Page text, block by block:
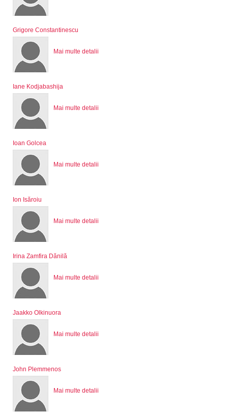
Grigore Constantinescu
Mai multe detalii
Iane Kodjabashija
Mai multe detalii
Ioan Golcea
Mai multe detalii
Ion Isăroiu
Mai multe detalii
Irina Zamfira Dănilă
Mai multe detalii
Jaakko Olkinuora
Mai multe detalii
John Plemmenos
Mai multe detalii